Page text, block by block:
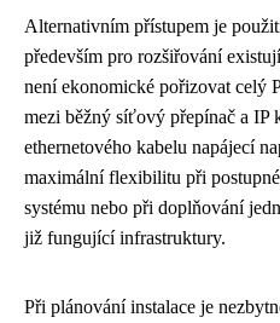
Alternativním přístupem je
především pro rozšiřování
není ekonomické pořizovat celý
mezi běžný síťový přepínač a IP
ethernetového kabelu napájecí
maximální flexibilitu při
systému nebo při doplňování
již fungující infrastruktury.
Při plánování instalace je